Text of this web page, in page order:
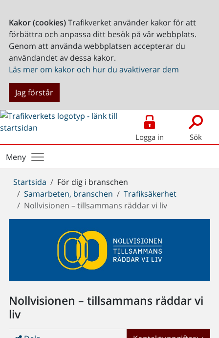
Kakor (cookies)Trafikverket använder kakor för att
förbättra och anpassa ditt besök på vår webbplats.
Genom att använda webbplatsen accepterar du
användandet av dessa kakor.
Läs mer om kakor och hur du avaktiverar dem
Jag förstår
Logga in Sök
Meny
Du
är
här:
Startsida
För dig i branschen
Samarbeten, branschen
Trafiksäkerhet
Nollvisionen – tillsammans räddar vi liv
Nollvisionen – tillsammans räddar vi
liv